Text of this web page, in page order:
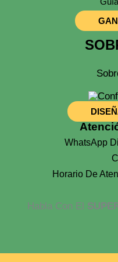
WhatsApp
Horario De
Habla Con El